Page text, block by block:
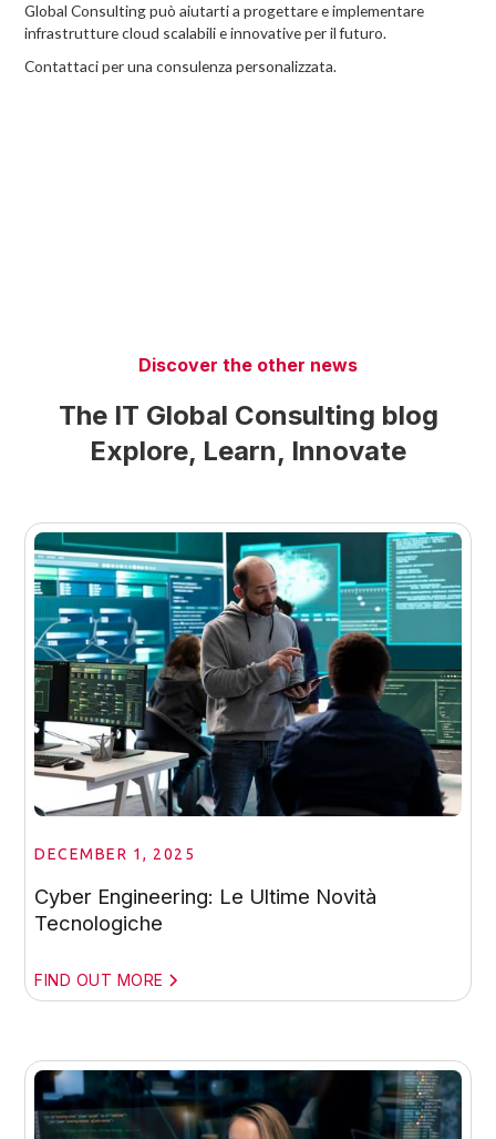
Global Consulting può aiutarti a progettare e implementare
infrastrutture cloud scalabili e innovative per il futuro.
Contattaci per una consulenza personalizzata.
Discover the other news
The IT Global Consulting blog
Explore, Learn, Innovate
DECEMBER 1, 2025
Cyber Engineering: Le Ultime Novità
Tecnologiche
FIND OUT MORE